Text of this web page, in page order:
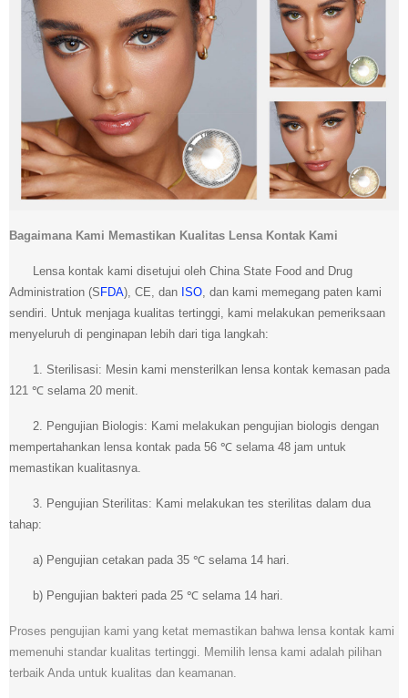
Bagaimana Kami Memastikan Kualitas Lensa Kontak Kami
Lensa kontak kami disetujui oleh China State Food and Drug
Administration (S FDA), CE, dan ISO, dan kami memegang paten kami
sendiri. Untuk menjaga kualitas tertinggi, kami melakukan pemeriksaan
menyeluruh di penginapan lebih dari tiga langkah:
1. Sterilisasi: Mesin kami mensterilkan lensa kontak kemasan pada
121 ℃ selama 20 menit.
2. Pengujian Biologis: Kami melakukan pengujian biologis dengan
mempertahankan lensa kontak pada 56 ℃ selama 48 jam untuk
memastikan kualitasnya.
3. Pengujian Sterilitas: Kami melakukan tes sterilitas dalam dua
tahap:
a) Pengujian cetakan pada 35 ℃ selama 14 hari.
b) Pengujian bakteri pada 25 ℃ selama 14 hari.
Proses pengujian kami yang ketat memastikan bahwa lensa kontak kami
memenuhi standar kualitas tertinggi. Memilih lensa kami adalah pilihan
terbaik Anda untuk kualitas dan keamanan.